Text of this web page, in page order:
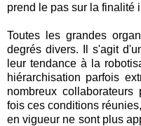
prend le pas sur la finalité
Toutes les grandes
degrés divers. Il s'agit
leur tendance à la
hiérarchisation parfois
nombreux
fois ces conditions
en vigueur ne sont plus